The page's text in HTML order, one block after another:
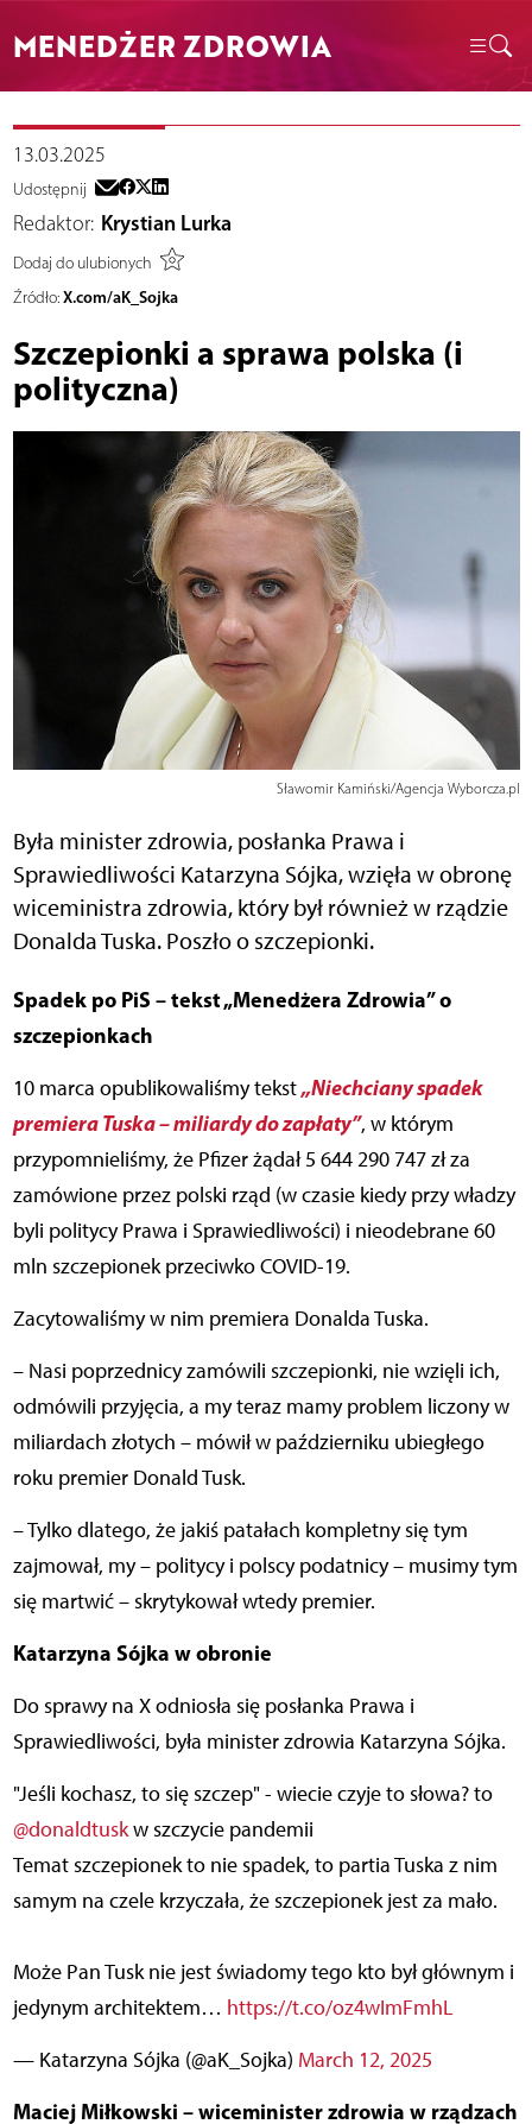
MENEDŻER ZDROWIA
13.03.2025
Udostępnij
Redaktor: Krystian Lurka
Dodaj do ulubionych
Źródło: X.com/aK_Sojka
Szczepionki a sprawa polska (i
polityczna)
Sławomir Kamiński/Agencja Wyborcza.pl
Była minister zdrowia, posłanka Prawa i
Sprawiedliwości Katarzyna Sójka, wzięła w obronę
wiceministra zdrowia, który był również w rządzie
Donalda Tuska. Poszło o szczepionki.
Spadek po PiS – tekst „Menedżera Zdrowia” o
szczepionkach
10 marca opublikowaliśmy tekst„Niechciany spadek
premiera Tuska – miliardy do zapłaty”, w którym
przypomnieliśmy, że Pfizer żądał 5 644 290 747 zł za
zamówione przez polski rząd (w czasie kiedy przy władzy
byli politycy Prawa i Sprawiedliwości) i nieodebrane 60
mln szczepionek przeciwko COVID-19.
Zacytowaliśmy w nim premiera Donalda Tuska.
– Nasi poprzednicy zamówili szczepionki, nie wzięli ich,
odmówili przyjęcia, a my teraz mamy problem liczony w
miliardach złotych – mówił w październiku ubiegłego
roku premier Donald Tusk.
– Tylko dlatego, że jakiś patałach kompletny się tym
zajmował, my – politycy i polscy podatnicy – musimy tym
się martwić – skrytykował wtedy premier.
Katarzyna Sójka w obronie
Do sprawy na X odniosła się posłanka Prawa i
Sprawiedliwości, była minister zdrowia Katarzyna Sójka.
"Jeśli kochasz, to się szczep" - wiecie czyje to słowa? to
@donaldtuskw szczycie pandemii
Temat szczepionek to nie spadek, to partia Tuska z nim
samym na czele krzyczała, że szczepionek jest za mało.
Może Pan Tusk nie jest świadomy tego kto był głównym i
jedynym architektem… https://t.co/oz4wImFmhL
— Katarzyna Sójka (@aK_Sojka) March 12, 2025
Maciej Miłkowski – wiceminister zdrowia w rządzach